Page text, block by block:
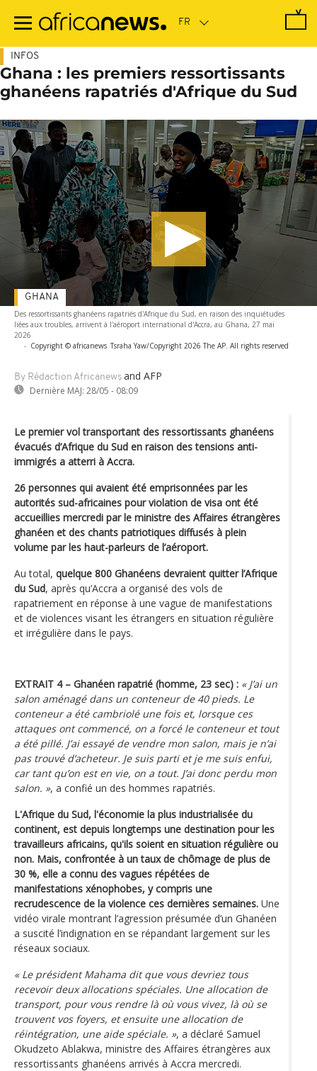
contenu
INFOS
Ghana : les premiers ressortissants
ghanéens rapatriés d'Afrique du Sud
Des ressortissants ghanéens rapatriés d'Afrique du Sud, en raison des inquiétudes
liées aux troubles, arrivent à l'aéroport international d'Accra, au Ghana, 27 mai
2026
- Copyright © africanews Tsraha Yaw/Copyright 2026 The AP. All rights reserved
By Rédaction Africanews and AFP
Dernière MAJ: 28/05 - 08:09
GHANA
Le premier vol transportant des ressortissants ghanéens
évacués d’Afrique du Sud en raison des tensions anti-
immigrés a atterri à Accra.
26 personnes qui avaient été emprisonnées par les
autorités sud-africaines pour violation de visa ont été
accueillies mercredi par le ministre des Affaires étrangères
ghanéen et des chants patriotiques diffusés à plein
volume par les haut-parleurs de l’aéroport.
Au total, quelque 800 Ghanéens devraient quitter l’Afrique
du Sud, après qu’Accra a organisé des vols de
rapatriement en réponse à une vague de manifestations
et de violences visant les étrangers en situation régulière
et irrégulière dans le pays.
EXTRAIT 4 – Ghanéen rapatrié (homme, 23 sec) : « J’ai un
salon aménagé dans un conteneur de 40 pieds. Le
conteneur a été cambriolé une fois et, lorsque ces
attaques ont commencé, on a forcé le conteneur et tout
a été pillé. J’ai essayé de vendre mon salon, mais je n’ai
pas trouvé d’acheteur. Je suis parti et je me suis enfui,
car tant qu’on est en vie, on a tout. J’ai donc perdu mon
salon. », a confié un des hommes rapatriés.
L'Afrique du Sud, l'économie la plus industrialisée du
continent, est depuis longtemps une destination pour les
travailleurs africains, qu'ils soient en situation régulière ou
non. Mais, confrontée à un taux de chômage de plus de
30 %, elle a connu des vagues répétées de
manifestations xénophobes, y compris une
recrudescence de la violence ces dernières semaines. Une
vidéo virale montrant l’agression présumée d’un Ghanéen
a suscité l’indignation en se répandant largement sur les
réseaux sociaux.
« Le président Mahama dit que vous devriez tous
recevoir deux allocations spéciales. Une allocation de
transport, pour vous rendre là où vous vivez, là où se
trouvent vos foyers, et ensuite une allocation de
réintégration, une aide spéciale. », a déclaré Samuel
Okudzeto Ablakwa, ministre des Affaires étrangères aux
ressortissants ghanéens arrivés à Accra mercredi.